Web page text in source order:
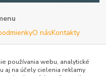
O násKontakty
s výberom?
- Pia (8 - 16 hod)
používania webu, analytické
aj na účely cielenia reklamy